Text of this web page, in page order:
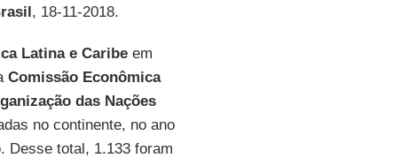
, 18-11-2018.
Latina e Caribe em
Comissão Econômica
das Nações
no continente, no ano
. Desse total, 1.133 foram